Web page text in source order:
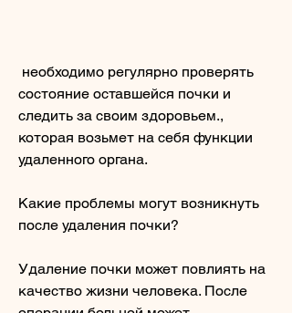
состояние оставшейся почки и
следить за своим здоровьем.,
которая возьмет на себя функции
удаленного органа.
Какие проблемы могут возникнуть
после удаления почки?
Удаление почки может повлиять на
качество жизни человека. После